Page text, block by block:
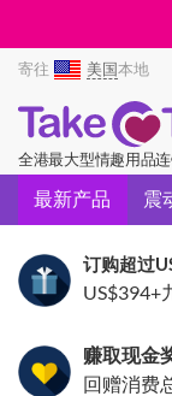
寄往 美国本地
全港最大型情趣用品
最新产品 震
订购超过
US$394+
赚取现金
回赠消费